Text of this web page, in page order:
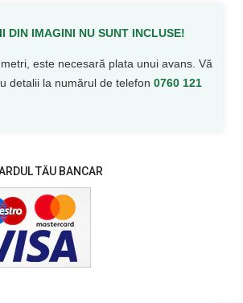
DIN IMAGINI NU SUNT INCLUSE!
este necesară plata unui avans. Vă
detalii la numărul de telefon 0760 121
TĂU BANCAR